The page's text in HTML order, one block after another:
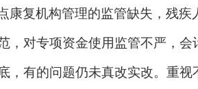
复机构管理的监管缺失，残疾
，对专项资金使用监管不严，
有的问题仍未真改实改。重视